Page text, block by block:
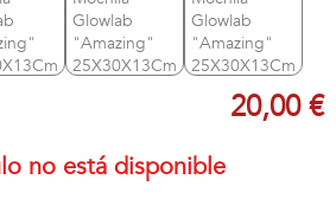
20,00 €
no está disponible